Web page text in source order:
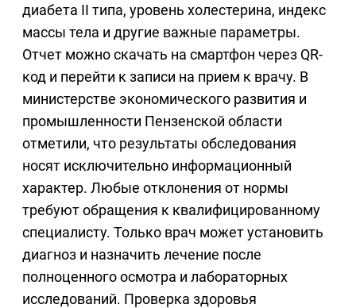
диабета II типа, уровень холестерина, индекс
массы тела и другие важные параметры.
Отчет можно скачать на смартфон через QR-
код и перейти к записи на прием к врачу. В
министерстве экономического развития и
промышленности Пензенской области
отметили, что результаты обследования
носят исключительно информационный
характер. Любые отклонения от нормы
требуют обращения к квалифицированному
специалисту. Только врач может установить
диагноз и назначить лечение после
полноценного осмотра и лабораторных
исследований. Проверка здоровья